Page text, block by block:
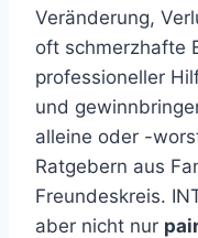
Veränderung,
oft schmerzhafte
professioneller
und
alleine oder -
Ratgebern aus
Freundeskreis.
aber nicht nur